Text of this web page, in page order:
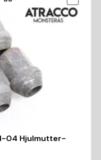
04 Hjulmutter-